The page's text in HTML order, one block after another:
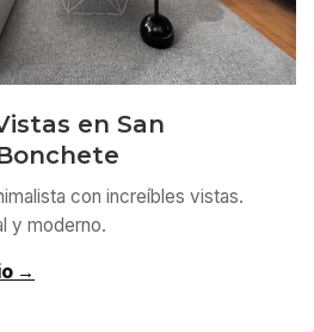
en San
con increíbles vistas.
y moderno.
→